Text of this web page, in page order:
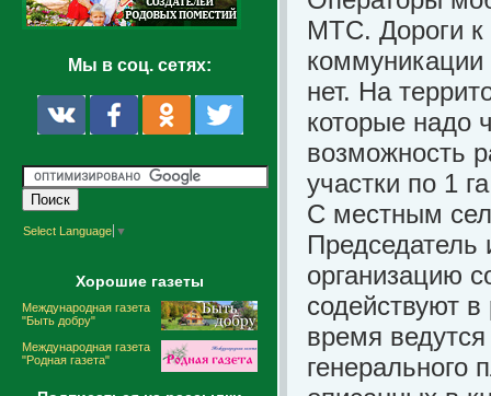
Мы в соц. сетях:
Select Language ▼
Хорошие газеты
Международная газета
"Быть добру"
Международная газета
"Родная газета"
МТС. Дороги к
коммуникации
нет. На
которые надо
возможность
участки по 1
С местным
Председатель
организацию
содействуют
время
генерального